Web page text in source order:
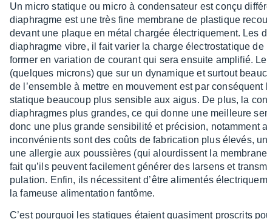
Un micro statique ou micro à conden­sa­teur est conçu
diaphragme est une très fine membrane de plas­tique
devant une plaque en métal char­gée élec­trique­ment. Les
diaphragme vibre, il fait varier la charge élec­tro­sta­tique
for­mer en varia­tion de courant qui sera ensuite ampli­fié.
(quelques microns) que sur un dyna­mique et surtout
de l’en­semble à mettre en mouve­ment est par
statique beau­coup plus sensible aux aigus. De plus, la
diaphragmes plus grandes, ce qui donne une meilleure
donc une plus grande sensi­bi­lité et préci­sion, notam­ment
incon­vé­nients sont des coûts de fabri­ca­tion plus élevés,
une aller­gie aux pous­sières (qui alour­dissent la
fait qu’ils peuvent faci­le­ment géné­rer des larsens et
pu­la­tion. Enfin, ils néces­sitent d’être alimen­tés
la fameuse alimen­ta­tion fantôme.
C’est pourquoi les statiques étaient quasi­ment pros­crits